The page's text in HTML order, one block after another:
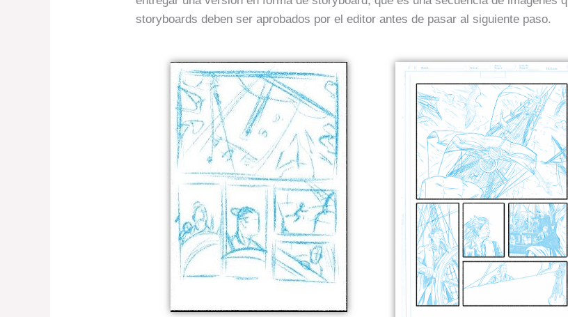
storyboards deben ser aprobados por el editor antes de pasar al siguiente paso.